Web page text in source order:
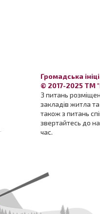
Громадська
© 2017-2025 ТМ
З питань
закладів житла
також з питань
звертайтесь до
час.